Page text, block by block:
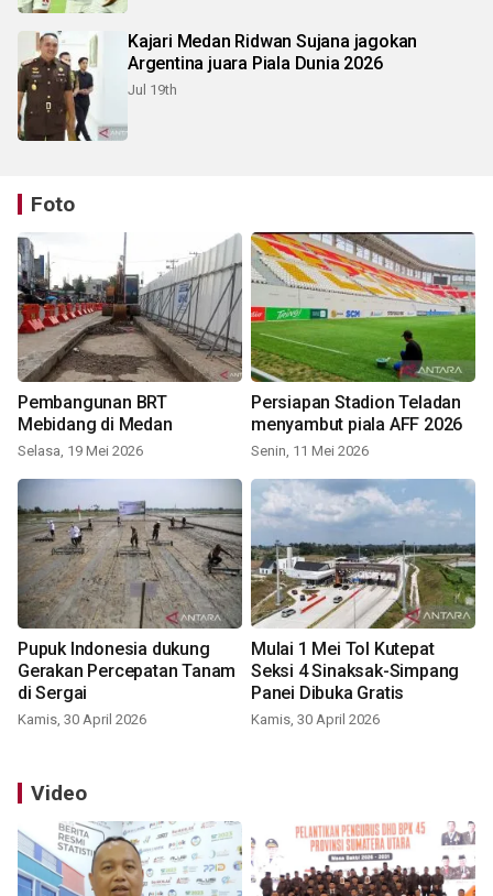
Kajari Medan Ridwan Sujana jagokan
Argentina juara Piala Dunia 2026
Jul 19th
Foto
Pembangunan BRT
Mebidang di Medan
Selasa, 19 Mei 2026
Persiapan Stadion Teladan
menyambut piala AFF 2026
Senin, 11 Mei 2026
Pupuk Indonesia dukung
Gerakan Percepatan Tanam
di Sergai
Kamis, 30 April 2026
Mulai 1 Mei Tol Kutepat
Seksi 4 Sinaksak-Simpang
Panei Dibuka Gratis
Kamis, 30 April 2026
Video